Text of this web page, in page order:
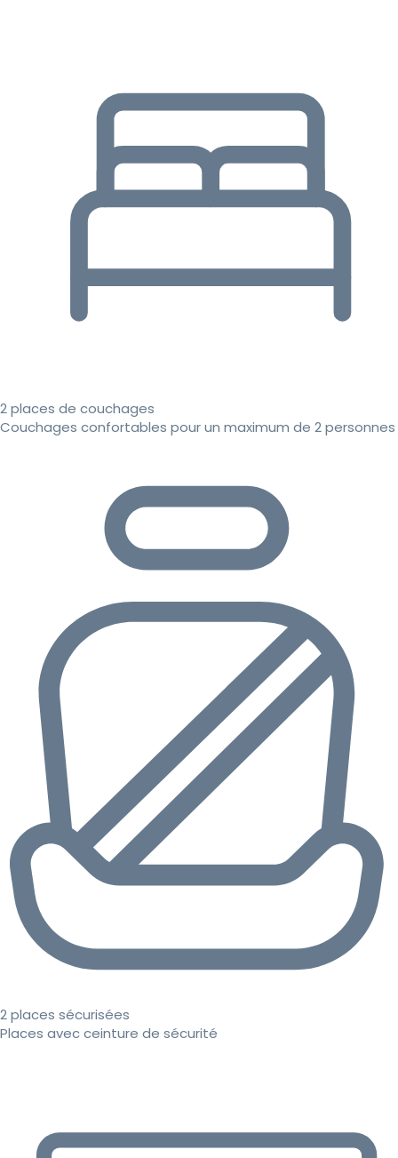
2 places de couchages
Couchages confortables pour un maximum de 2 personnes
2 places sécurisées
Places avec ceinture de sécurité